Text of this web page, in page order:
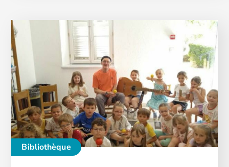
Bibliothèque